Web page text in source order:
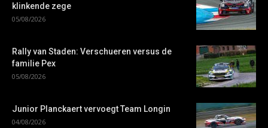
klinkende zege
05/08/2026
Rally van Staden: Verschueren versus de
familie Pex
05/08/2026
Junior Planckaert vervoegt Team Longin
04/08/2026